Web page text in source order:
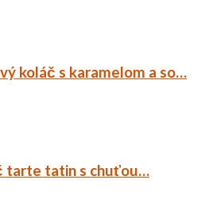
koláč s karamelom a so…
tarte tatin s chuťou…